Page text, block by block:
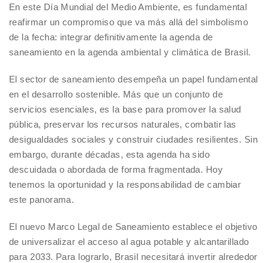
En este Día Mundial del Medio Ambiente, es fundamental
reafirmar un compromiso que va más allá del simbolismo
de la fecha: integrar definitivamente la agenda de
saneamiento en la agenda ambiental y climática de Brasil.
El sector de saneamiento desempeña un papel fundamental
en el desarrollo sostenible. Más que un conjunto de
servicios esenciales, es la base para promover la salud
pública, preservar los recursos naturales, combatir las
desigualdades sociales y construir ciudades resilientes. Sin
embargo, durante décadas, esta agenda ha sido
descuidada o abordada de forma fragmentada. Hoy
tenemos la oportunidad y la responsabilidad de cambiar
este panorama.
El nuevo Marco Legal de Saneamiento establece el objetivo
de universalizar el acceso al agua potable y alcantarillado
para 2033. Para lograrlo, Brasil necesitará invertir alrededor